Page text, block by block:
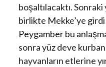
boşaltılacaktı. Sonraki
birlikte Mekke’ye girdi
Peygamber bu
sonra yüz deve
hayvanların etlerine